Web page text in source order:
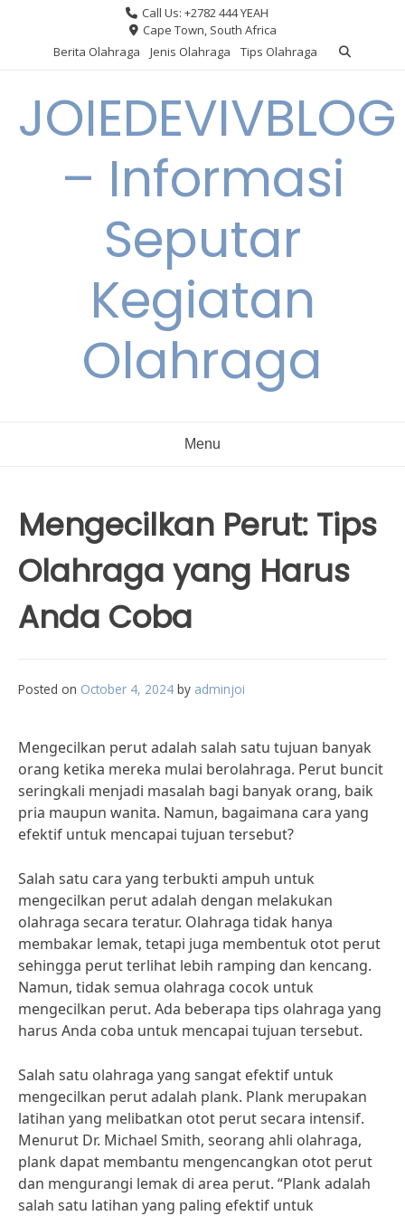
Call Us: +2782 444 YEAH
Cape Town, South Africa
Berita Olahraga
Jenis Olahraga Tips Olahraga
JOIEDEVIVBLOG
– Informasi
Seputar
Kegiatan
Olahraga
Menu
Mengecilkan Perut: Tips
Olahraga yang Harus
Anda Coba
Posted on October 4, 2024 by adminjoi
Mengecilkan perut adalah salah satu tujuan banyak
orang ketika mereka mulai berolahraga. Perut buncit
seringkali menjadi masalah bagi banyak orang, baik
pria maupun wanita. Namun, bagaimana cara yang
efektif untuk mencapai tujuan tersebut?
Salah satu cara yang terbukti ampuh untuk
mengecilkan perut adalah dengan melakukan
olahraga secara teratur. Olahraga tidak hanya
membakar lemak, tetapi juga membentuk otot perut
sehingga perut terlihat lebih ramping dan kencang.
Namun, tidak semua olahraga cocok untuk
mengecilkan perut. Ada beberapa tips olahraga yang
harus Anda coba untuk mencapai tujuan tersebut.
Salah satu olahraga yang sangat efektif untuk
mengecilkan perut adalah plank. Plank merupakan
latihan yang melibatkan otot perut secara intensif.
Menurut Dr. Michael Smith, seorang ahli olahraga,
plank dapat membantu mengencangkan otot perut
dan mengurangi lemak di area perut. “Plank adalah
salah satu latihan yang paling efektif untuk